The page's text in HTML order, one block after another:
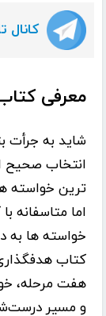
کانال
معرفی کتاب
شاید به جرأت
انتخاب صحیح
ترین خواسته
اما متاسفانه
خواسته ها به
هفت مرحله،
و مسیر